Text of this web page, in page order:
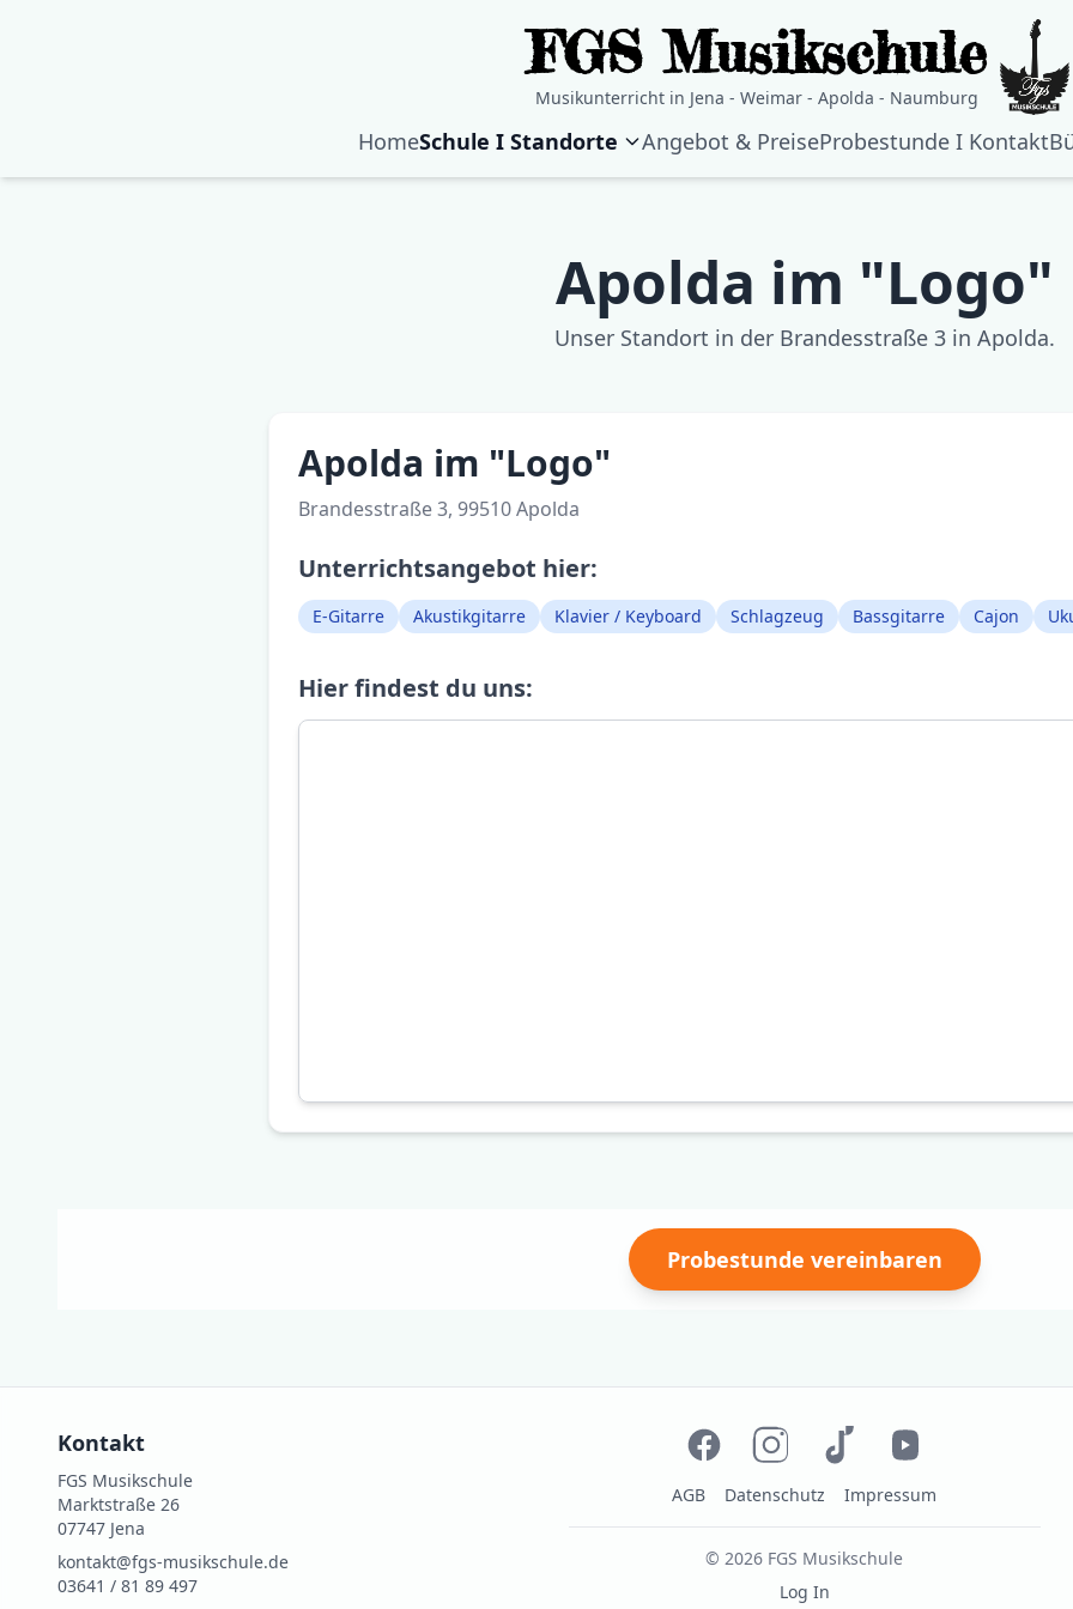
FGS Musikschule
Musikunterricht in Jena - Weimar - Apolda - Naumburg
HomeSchule I Standorte Angebot & PreiseProbestunde I Kontakt
Apolda im "Logo"
Unser Standort in der Brandesstraße 3 in Apolda.
Apolda im "Logo"
Brandesstraße 3, 99510 Apolda
Unterrichtsangebot hier:
E-Gitarre Akustikgitarre Klavier / Keyboard Schlagzeug Bassgitarre Cajon
Hier findest du uns:
Probestunde vereinbaren
Kontakt
FGS Musikschule
Marktstraße 26
07747 Jena
kontakt@fgs-musikschule.de
03641 / 81 89 497
AGB Datenschutz Impressum
©2026 FGS Musikschule
Log In